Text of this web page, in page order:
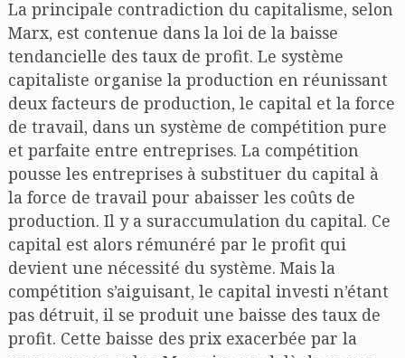
La principale contradiction du capitalisme, selon
Marx, est contenue dans la loi de la baisse
tendancielle des taux de profit. Le système
capitaliste organise la production en réunissant
deux facteurs de production, le capital et la force
de travail, dans un système de compétition pure
et parfaite entre entreprises. La compétition
pousse les entreprises à substituer du capital à
la force de travail pour abaisser les coûts de
production. Il y a suraccumulation du capital. Ce
capital est alors rémunéré par le profit qui
devient une nécessité du système. Mais la
compétition s’aiguisant, le capital investi n’étant
pas détruit, il se produit une baisse des taux de
profit. Cette baisse des prix exacerbée par la